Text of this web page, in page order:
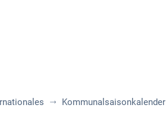
Kommunalsaisonkalender